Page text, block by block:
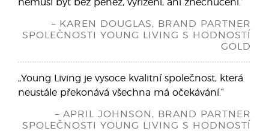
nemusí být bez peněz, vyřízeni, ani znechuceni.“
– KAREN DOUGLAS, BRAND PARTNER
SPOLEČNOSTI YOUNG LIVING S HODNOSTÍ
GOLD
„Young Living je vysoce kvalitní společnost, která
neustále překonává všechna má očekávání.“
– APRIL JOHNSON, BRAND PARTNER
SPOLEČNOSTI YOUNG LIVING S HODNOSTÍ